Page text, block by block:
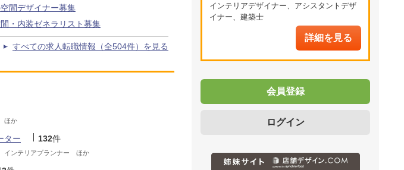
間デザイナー募集
・内装ゼネラリスト募集
すべての求人転職情報（全504件）を見る
ほか
ター 132件
インテリアプランナー ほか
インテリアデザイナー、アシスタントデザ
イナー、建築士
詳細を見る
会員登録
ログイン